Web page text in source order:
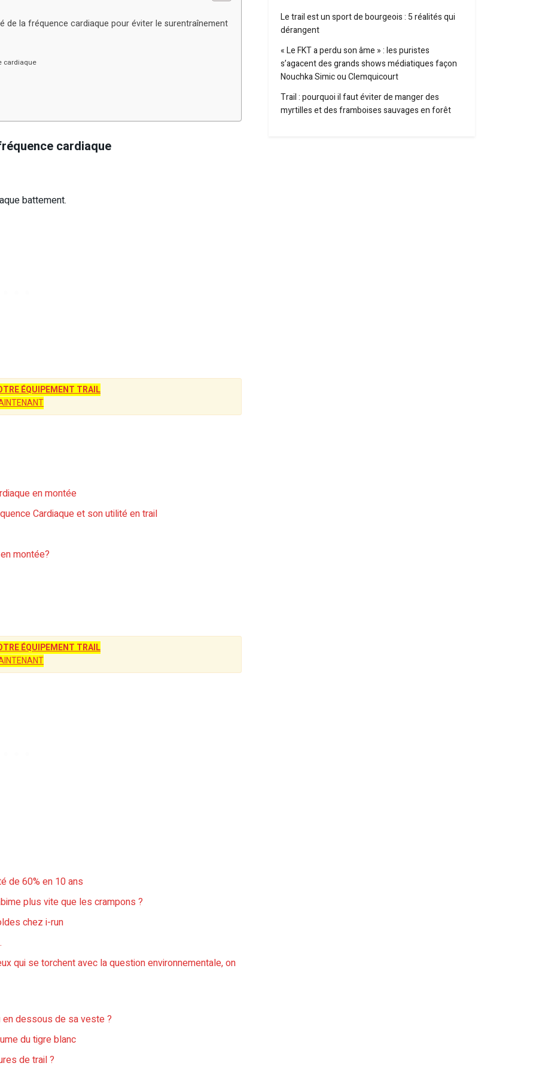
de la fréquence cardiaque pour éviter le surentraînement
cardiaque
cardiaque
battement.
ÉQUIPEMENT TRAIL
en montée
Cardiaque et son utilité en trail
montée?
ÉQUIPEMENT TRAIL
de 60% en 10 ans
plus vite que les crampons ?
chez i-run
qui se torchent avec la question environnementale, on
dessous de sa veste ?
du tigre blanc
de trail ?
Le trail est un sport de bourgeois : 5 réalités qui
dérangent
« Le FKT a perdu son âme » : les puristes
s’agacent des grands shows médiatiques façon
Nouchka Simic ou Clemquicourt
Trail : pourquoi il faut éviter de manger des
myrtilles et des framboises sauvages en forêt